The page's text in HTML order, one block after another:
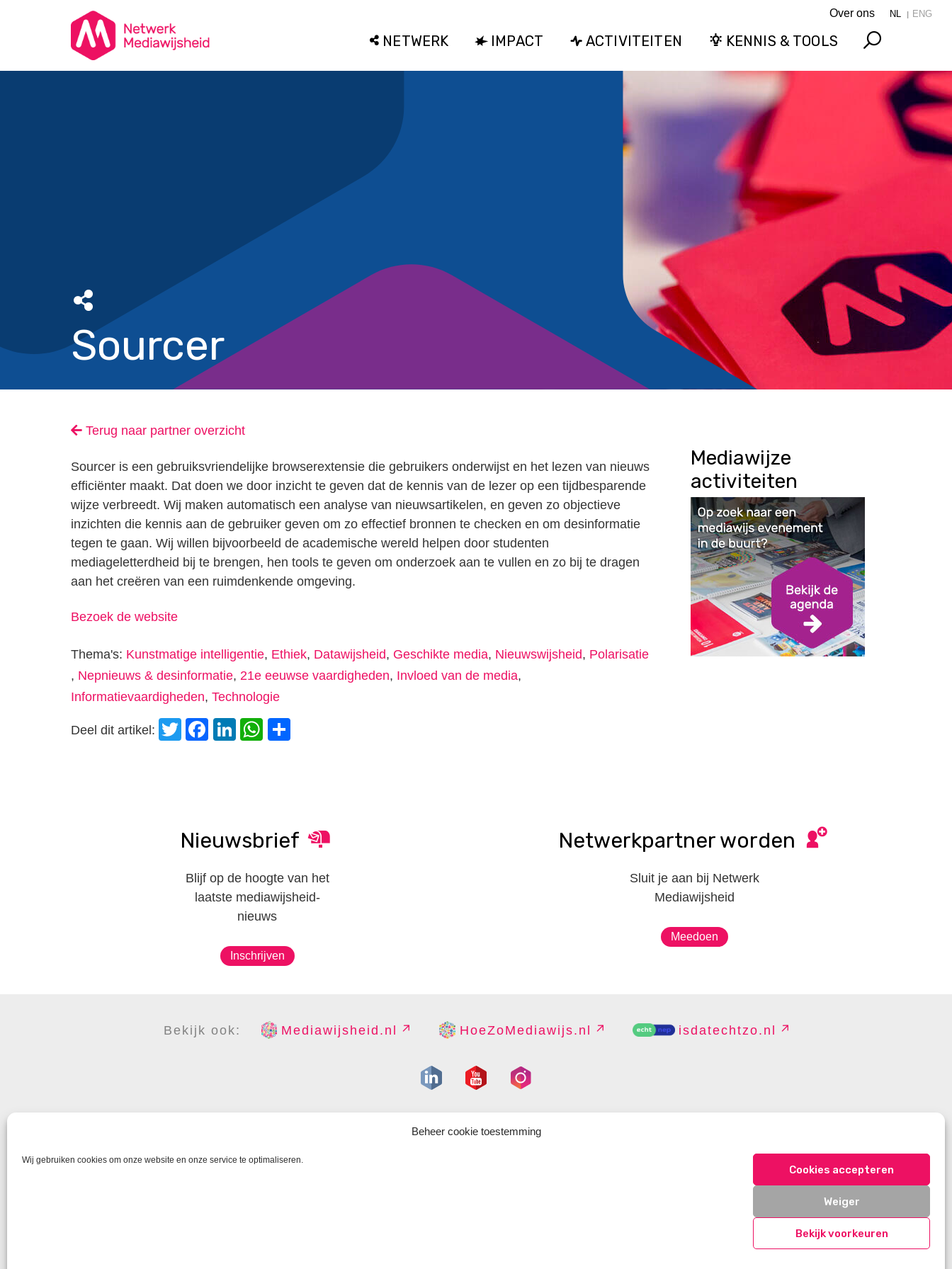
Beheer cookie toestemming
Wij gebruiken cookies om onze website en onze service te optimaliseren.
Cookies accepteren
Weiger
Bekijk voorkeuren
Over ons NL ENG
NETWERK IMPACT ACTIVITEITEN KENNIS & TOOLS
Sourcer
Terug naar partner overzicht
Sourcer is een gebruiksvriendelijke browserextensie die gebruikers onderwijst en het lezen van nieuws
efficiënter maakt. Dat doen we door inzicht te geven dat de kennis van de lezer op een tijdbesparende
wijze verbreedt. Wij maken automatisch een analyse van nieuwsartikelen, en geven zo objectieve
inzichten die kennis aan de gebruiker geven om zo effectief bronnen te checken en om desinformatie
tegen te gaan. Wij willen bijvoorbeeld de academische wereld helpen door studenten
mediageletterdheid bij te brengen, hen tools te geven om onderzoek aan te vullen en zo bij te dragen
aan het creëren van een ruimdenkende omgeving.
Bezoek de website
Thema's: Kunstmatige intelligentie, Ethiek, Datawijsheid, Geschikte media, Nieuwswijsheid, Polarisatie
, Nepnieuws & desinformatie, 21e eeuwse vaardigheden, Invloed van de media,
Informatievaardigheden, Technologie
Deel dit artikel: Twitter
Facebook
LinkedIn
WhatsApp
Mediawijze
activiteiten
Nieuwsbrief
Blijf op de hoogte van het
laatste mediawijsheid-
nieuws
Inschrijven
Netwerkpartner worden
Sluit je aan bij Netwerk
Mediawijsheid
Meedoen
Bekijk ook: Mediawijsheid.nl HoeZoMediawijs.nl isdatechtzo.nl